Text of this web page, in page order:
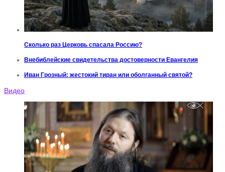
Сколько раз Церковь спасала Россию?
Внебиблейские свидетельства достоверности Евангелия
Иван Грозный: жестокий тиран или оболганный святой?
Видео